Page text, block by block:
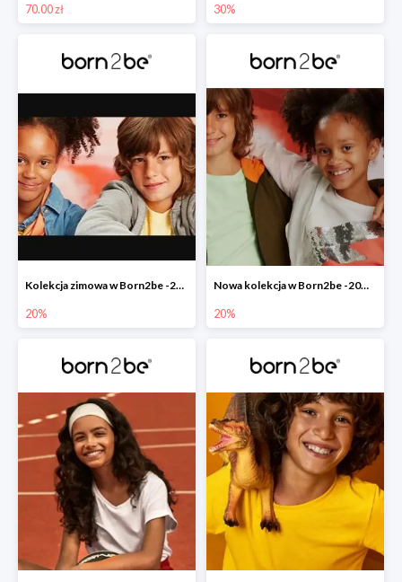
70.00 zł 30%
Kolekcja zimowa w Born2be -20%
20%
Nowa kolekcja w Born2be -20% na cały asortyment
20%